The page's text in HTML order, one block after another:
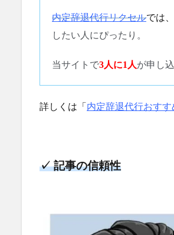
内定辞退代行リクセルでは、
したい人にぴったり。
当サイトで3人に1人が申し
詳しくは「 内定辞退代行おす
✓ 記事の信頼性